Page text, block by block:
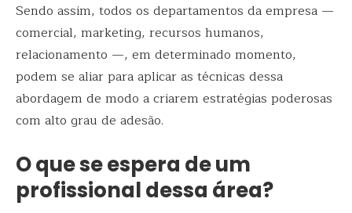
Sendo assim, todos os departamentos da empresa —
comercial, marketing, recursos humanos,
relacionamento —, em determinado momento,
podem se aliar para aplicar as técnicas dessa
abordagem de modo a criarem estratégias poderosas
com alto grau de adesão.
O que se espera de um
profissional dessa área?